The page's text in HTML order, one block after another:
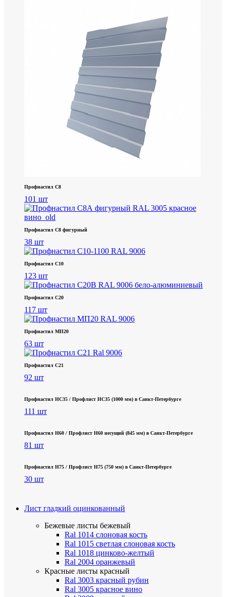
Профнастил С8
101 шт
Профнастил С8 фигурный
38 шт
Профнастил С10
123 шт
Профнастил С20
117 шт
Профнастил МП20
63 шт
Профнастил С21
92 шт
Профнастил НС35 / Профлист НС35 (1000 мм) в Санкт‑Петербурге
111 шт
Профнастил Н60 / Профлист Н60 несущий (845 мм) в Санкт-Петербурге
81 шт
Профнастил Н75 / Профлист Н75 (750 мм) в Санкт-Петербурге
30 шт
Лист гладкий оцинкованный
Бежевые листы бежевый
Ral 1014 слоновая кость
Ral 1015 светлая слоновая кость
Ral 1018 цинково-желтый
Ral 2004 оранжевый
Красные листы красный
Ral 3003 красный рубин
Ral 3005 красное вино